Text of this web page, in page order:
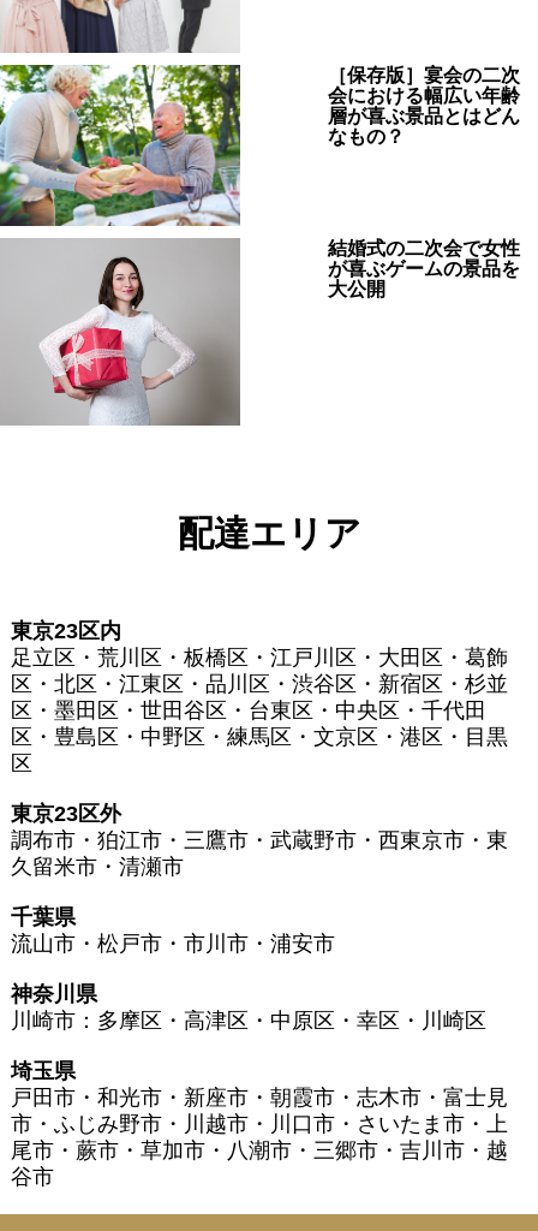
［保存版］宴会の二次
会における幅広い年齢
層が喜ぶ景品とはどん
なもの？
結婚式の二次会で女性
が喜ぶゲームの景品を
大公開
配達エリア
東京23区内
足立区・荒川区・板橋区・江戸川区・大田区・葛飾
区・北区・江東区・品川区・渋谷区・新宿区・杉並
区・墨田区・世田谷区・台東区・中央区・千代田
区・豊島区・中野区・練馬区・文京区・港区・目黒
区
東京23区外
調布市・狛江市・三鷹市・武蔵野市・西東京市・東
久留米市・清瀬市
千葉県
流山市・松戸市・市川市・浦安市
神奈川県
川崎市：多摩区・高津区・中原区・幸区・川崎区
埼玉県
戸田市・和光市・新座市・朝霞市・志木市・富士見
市・ふじみ野市・川越市・川口市・さいたま市・上
尾市・蕨市・草加市・八潮市・三郷市・吉川市・越
谷市